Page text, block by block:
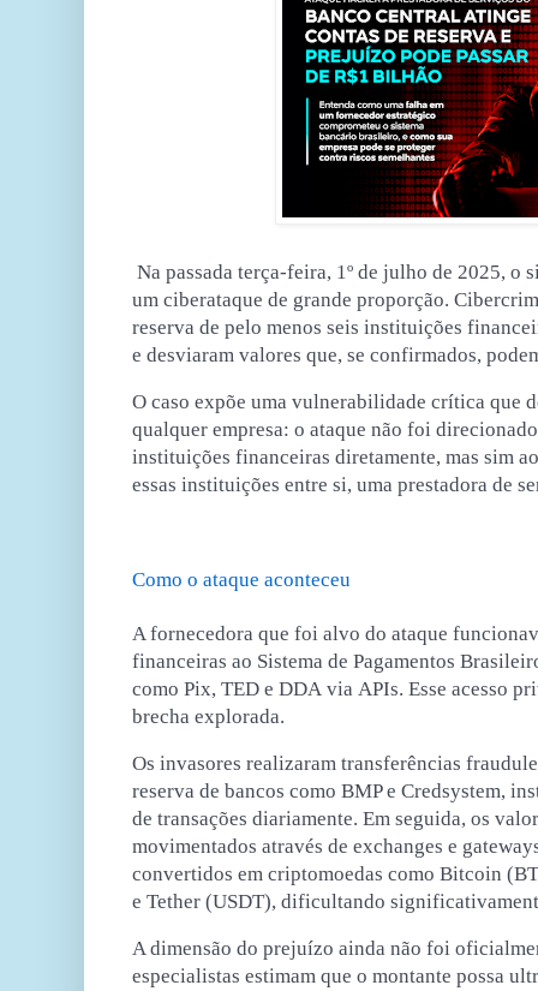
Na passada terça-feira, 1º de julho de 2025, o
um ciberataque de grande proporção.
reserva de pelo menos seis instituições
e desviaram valores que, se confirmados,
O caso expõe uma vulnerabilidade crítica que
qualquer empresa: o ataque não foi
instituições financeiras diretamente, mas sim
essas instituições entre si, uma prestadora de
Como o ataque aconteceu
A fornecedora que foi alvo do ataque
financeiras ao Sistema de Pagamentos
como Pix, TED e DDA via APIs. Esse acesso
brecha explorada.
Os invasores realizaram transferências
reserva de bancos como BMP e Credsystem,
de transações diariamente. Em seguida, os
movimentados através de exchanges e
convertidos em criptomoedas como Bitcoin
e Tether (USDT), dificultando
A dimensão do prejuízo ainda não foi
especialistas estimam que o montante possa